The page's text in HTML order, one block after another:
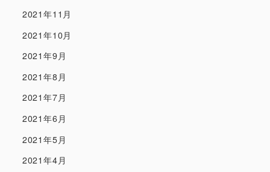
2021年11月
2021年10月
2021年9月
2021年8月
2021年7月
2021年6月
2021年5月
2021年4月